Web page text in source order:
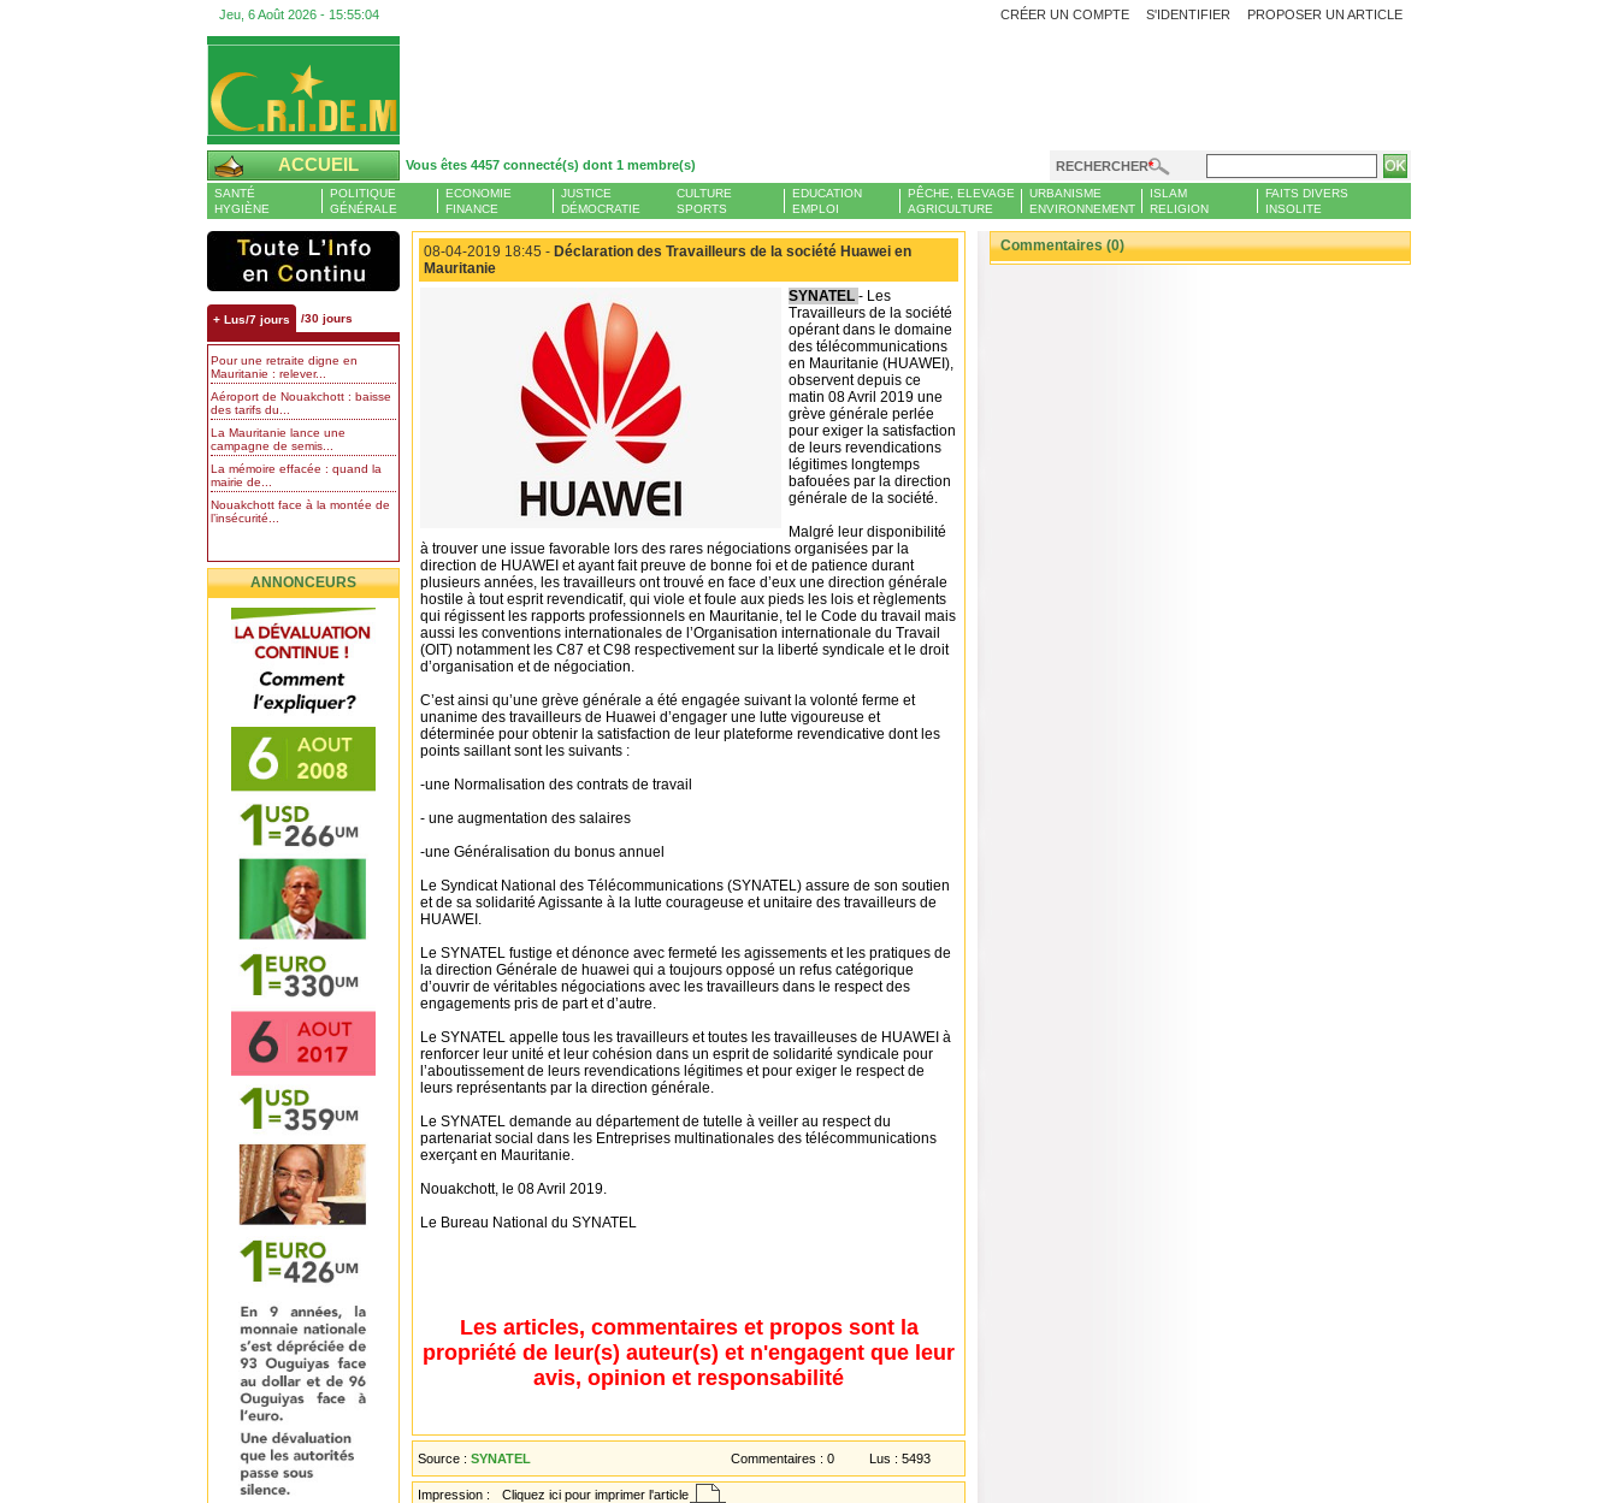
Jeu, 6 Août 2026 - 15:55:05 PROPOSER UN ARTICLE
CRÉER UN COMPTE S'IDENTIFIER
ACCUEIL Vous êtes 4457 connecté(s) dont 1 membre(s) RECHERCHER
SANTÉ
HYGIÈNE
POLITIQUE
GÉNÉRALE
ECONOMIE
FINANCE
JUSTICE
DÉMOCRATIE
CULTURE
SPORTS
EDUCATION
EMPLOI
PÊCHE, ELEVAGE
AGRICULTURE
URBANISME
ENVIRONNEMENT
ISLAM
RELIGION
FAITS DIVERS
INSOLITE
+ Lus/7 jours /30 jours
Pour une retraite digne en
Mauritanie : relever...
Aéroport de Nouakchott : baisse
des tarifs du...
La Mauritanie lance une
campagne de semis...
La mémoire effacée : quand la
mairie de...
Nouakchott face à la montée de
l’insécurité...
ANNONCEURS
08-04-2019 18:45 - Déclaration des Travailleurs de la société Huawei en
Mauritanie
SYNATEL - Les
Travailleurs de la société
opérant dans le domaine
des télécommunications
en Mauritanie (HUAWEI),
observent depuis ce
matin 08 Avril 2019 une
grève générale perlée
pour exiger la satisfaction
de leurs revendications
légitimes longtemps
bafouées par la direction
générale de la société.
Malgré leur disponibilité
à trouver une issue favorable lors des rares négociations organisées par la
direction de HUAWEI et ayant fait preuve de bonne foi et de patience durant
plusieurs années, les travailleurs ont trouvé en face d’eux une direction générale
hostile à tout esprit revendicatif, qui viole et foule aux pieds les lois et règlements
qui régissent les rapports professionnels en Mauritanie, tel le Code du travail mais
aussi les conventions internationales de l’Organisation internationale du Travail
(OIT) notamment les C87 et C98 respectivement sur la liberté syndicale et le droit
d’organisation et de négociation.
C’est ainsi qu’une grève générale a été engagée suivant la volonté ferme et
unanime des travailleurs de Huawei d’engager une lutte vigoureuse et
déterminée pour obtenir la satisfaction de leur plateforme revendicative dont les
points saillant sont les suivants :
-une Normalisation des contrats de travail
- une augmentation des salaires
-une Généralisation du bonus annuel
Le Syndicat National des Télécommunications (SYNATEL) assure de son soutien
et de sa solidarité Agissante à la lutte courageuse et unitaire des travailleurs de
HUAWEI.
Le SYNATEL fustige et dénonce avec fermeté les agissements et les pratiques de
la direction Générale de huawei qui a toujours opposé un refus catégorique
d’ouvrir de véritables négociations avec les travailleurs dans le respect des
engagements pris de part et d’autre.
Le SYNATEL appelle tous les travailleurs et toutes les travailleuses de HUAWEI à
renforcer leur unité et leur cohésion dans un esprit de solidarité syndicale pour
l’aboutissement de leurs revendications légitimes et pour exiger le respect de
leurs représentants par la direction générale.
Le SYNATEL demande au département de tutelle à veiller au respect du
partenariat social dans les Entreprises multinationales des télécommunications
exerçant en Mauritanie.
Nouakchott, le 08 Avril 2019.
Le Bureau National du SYNATEL
Les articles, commentaires et propos sont la
propriété de leur(s) auteur(s) et n'engagent que leur
avis, opinion et responsabilité
Source : SYNATEL Commentaires : 0 Lus : 5493
Impression : Cliquez ici pour imprimer l'article
Commentaires (0)